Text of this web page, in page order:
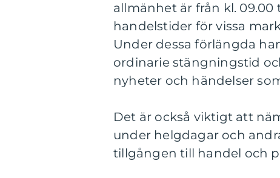
allmänhet är från kl. 09.00
handelstider för vissa
Under dessa förlängda
ordinarie stängningstid
nyheter och händelser
Det är också viktigt att
under helgdagar och
tillgången till handel och